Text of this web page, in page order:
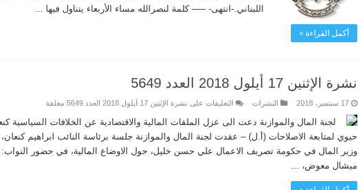
اللبناني.-انتهى- —– كلمة لنصرالله مساء الأربعاء يتناول فيها ...
أكمل القراءة »
نشرة الإثنين 17 أيلول 2018 العدد 5649
17 سبتمبر، 2018 النشرات التعليقات على نشرة الإثنين 17 أيلول 2018 العدد 5649 مغلقة
لجنة المال والموازنة دعت الى عزل الملفات المالية والاقتصادية عن الخلافات السياسية
حيوي لمتابعة الاصلاحات (أ.ل) – عقدت لجنة المال والموازنة جلسة برئاسة النائب ابراهيم
وزير المال في حكومة تصريف الاعمال علي حسن خليل، حول الاوضاع المالية، في حضور النواب:
ميشال معوض، ...